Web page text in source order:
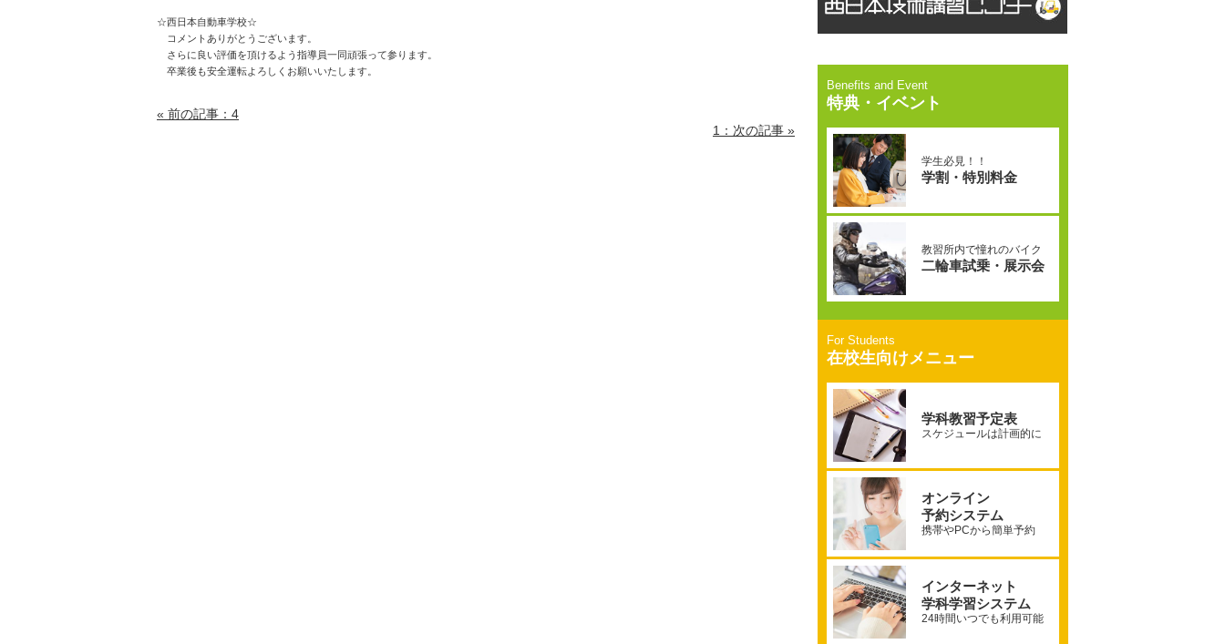
☆西日本自動車学校☆
コメントありがとうございます。
さらに良い評価を頂けるよう指導員一同頑張って参ります。
卒業後も安全運転よろしくお願いいたします。
« 前の記事：4
1：次の記事 »
特典・イベント
学生必見！！
学割・特別料金
教習所内で憧れのバイク
二輪車試乗・展示会
在校生向けメニュー
学科教習予定表
スケジュールは計画的に
オンライン
予約システム
携帯やPCから簡単予約
インターネット
学科学習システム
24時間いつでも利用可能